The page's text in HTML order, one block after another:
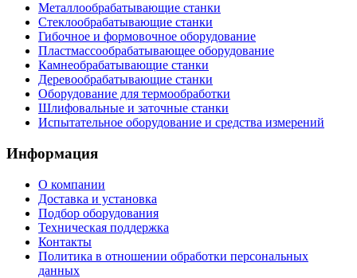
Металлообрабатывающие станки
Стеклообрабатывающие станки
Гибочное и формовочное оборудование
Пластмассообрабатывающее оборудование
Камнеобрабатывающие станки
Деревообрабатывающие станки
Оборудование для термообработки
Шлифовальные и заточные станки
Испытательное оборудование и средства измерений
Информация
О компании
Доставка и установка
Подбор оборудования
Техническая поддержка
Контакты
Политика в отношении обработки персональных
данных